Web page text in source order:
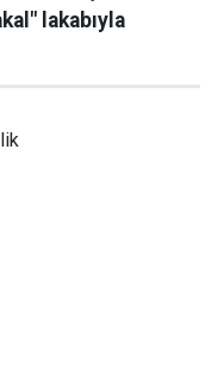
lakabıyla